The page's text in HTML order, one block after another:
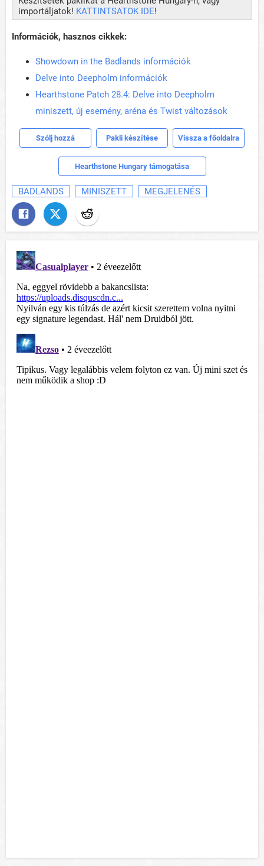
importáljatok! KATTINTSATOK IDE!
Információk, hasznos cikkek:
Showdown in the Badlands információk
Delve into Deepholm információk
Hearthstone Patch 28.4: Delve into Deepholm
miniszett, új esemény, aréna és Twist változások
Szólj hozzá Pakli készítése Vissza a főoldalra
Hearthstone Hungary támogatása
BADLANDS MINISZETT MEGJELENÉS